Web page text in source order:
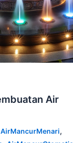
Air
AirMancurMenari,